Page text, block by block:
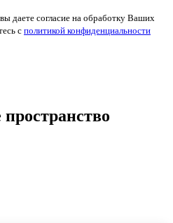
даете согласие на обработку Ваших
с политикой конфиденциальности